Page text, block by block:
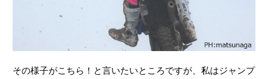
その様子がこちら！と言いたいところですが、私はジャンプ